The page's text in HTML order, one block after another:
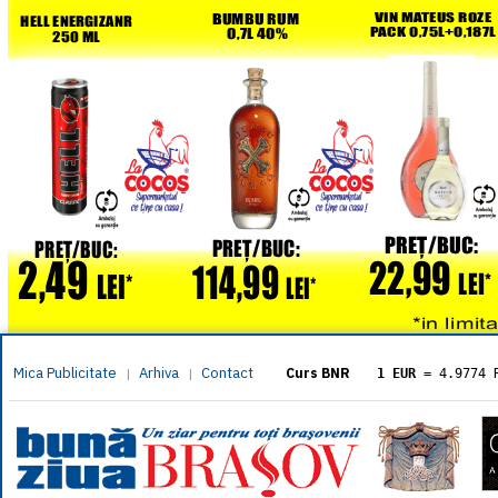
Mica Publicitate | Arhiva | Contact Curs BNR 1 EUR = 4.9774
= 5.8304
1 XAU= 464.4611
1 AED= 1.1933
1 AUD= 2.7957
1 BGN= 2.5449